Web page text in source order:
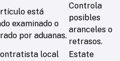
está
examinado o
por aduanas.
Controla
posibles
aranceles o
retrasos.
local
Estate